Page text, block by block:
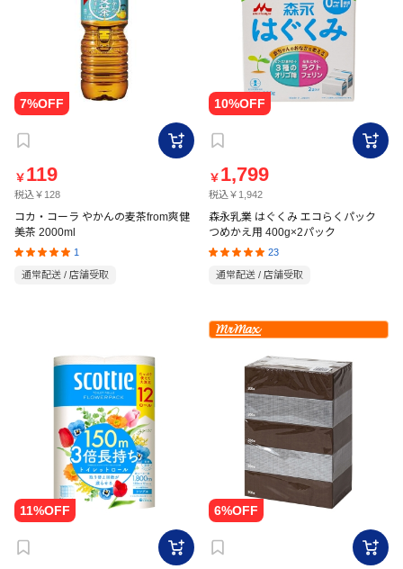
￥ 119
税込￥128
コカ・コーラ やかんの麦茶from爽健
美茶 2000ml
1
通常配送 / 店舗受取
￥ 1,799
税込￥1,942
森永乳業 はぐくみ エコらくパック
つめかえ用 400g×2パック
23
通常配送 / 店舗受取